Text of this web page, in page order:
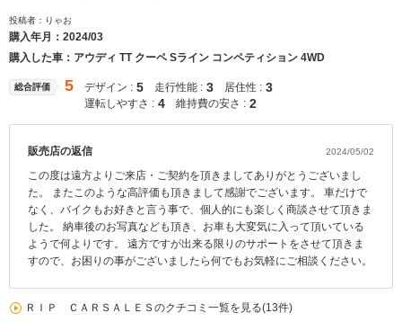
投稿者：りゃお
購入年月： 2024/03
購入した車：アウディ TT クーペ Sライン コンペティション 4WD
総合評価 5 デザイン : 5 走行性能 : 3 居住性 : 3
運転しやすさ : 4 維持費の安さ : 2
販売店の返信 2024/05/02
この度は遠方よりご来店・ご契約を頂きましてありがとうございまし
た。 またこのような高評価も頂きまして感謝でございます。 車だけで
なく、バイクもお好きと言う事で、個人的にも楽しく商談させて頂きま
した。 納車後のお写真なども頂き、お車も大変気に入って頂いている
ようで何よりです。 遠方ですが出来る限りのサポートをさせて頂きま
すので、お困りの事がございましたら何でもお気軽にご相談ください。
ＲＩＰ ＣＡＲＳＡＬＥＳのクチコミ一覧を見る(13件)